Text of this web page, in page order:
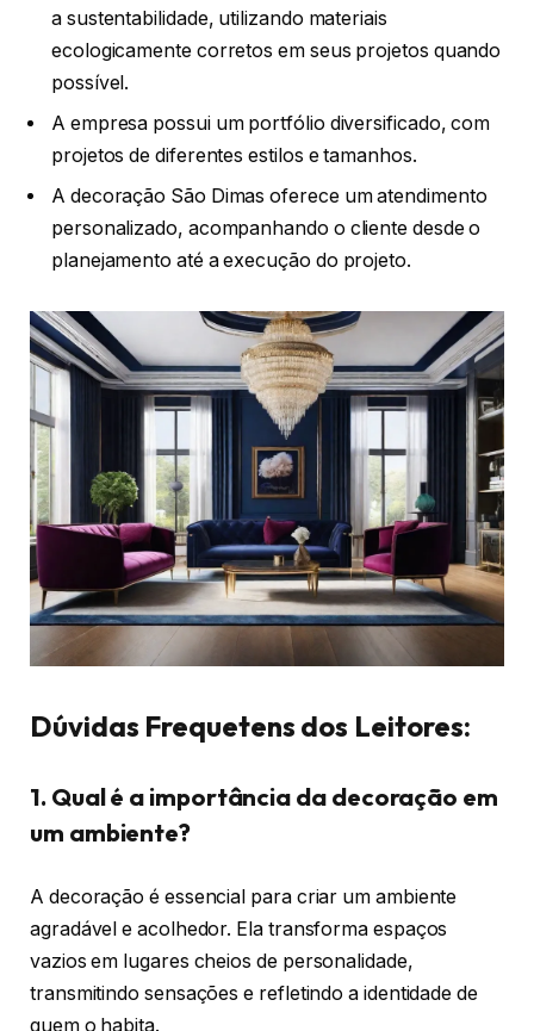
a sustentabilidade, utilizando materiais
ecologicamente corretos em seus projetos quando
possível.
A empresa possui um portfólio diversificado, com
projetos de diferentes estilos e tamanhos.
A decoração São Dimas oferece um atendimento
personalizado, acompanhando o cliente desde o
planejamento até a execução do projeto.
Dúvidas Frequetens dos Leitores:
1. Qual é a importância da decoração em
um ambiente?
A decoração é essencial para criar um ambiente
agradável e acolhedor. Ela transforma espaços
vazios em lugares cheios de personalidade,
transmitindo sensações e refletindo a identidade de
quem o habita.